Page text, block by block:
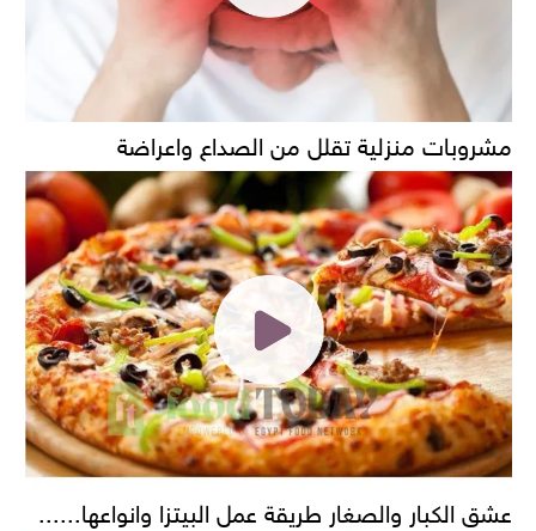
مشروبات منزلية تقلل من الصداع واعراضة
عشق الكبار والصغار طريقة عمل البيتزا وانواعها......